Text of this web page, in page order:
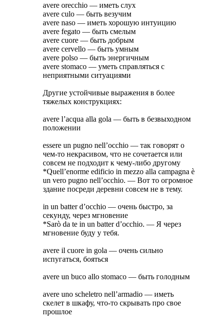
avere orecchio — иметь слух
avere culo — быть везучим
avere naso — иметь хорошую интуицию
avere fegato — быть смелым
avere cuore — быть добрым
avere cervello — быть умным
avere polso — быть энергичным
avere stomaco — уметь справляться с
неприятными ситуациями
Другие устойчивые выражения в более
тяжелых конструкциях:
avere l’acqua alla gola — быть в безвыходном
положении
essere un pugno nell’occhio — так говорят о
чем-то некрасивом, что не сочетается или
совсем не подходит к чему-либо другому
*Quell’enorme edificio in mezzo alla campagna è
un vero pugno nell’occhio. — Вот то огромное
здание посреди деревни совсем не в тему.
in un batter d’occhio — очень быстро, за
секунду, через мгновение
*Sarò da te in un batter d’occhio. — Я через
мгновение буду у тебя.
avere il cuore in gola — очень сильно
испугаться, бояться
avere un buco allo stomaco — быть голодным
avere uno scheletro nell’armadio — иметь
скелет в шкафу, что-то скрывать про свое
прошлое